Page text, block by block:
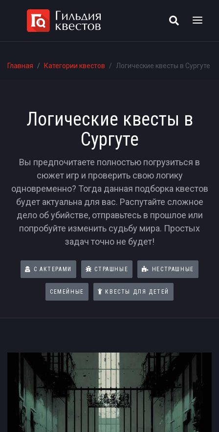
Главная Категории квестов Логические квесты в Сургуте
Логические квесты в
Сургуте
Вы предпочитаете полностью погрузиться в
сюжет игр и проверить свою логику
одновременно? Тогда данная подборка квестов
будет актуальна для вас. Распутайте сложное
дело об убийстве, отправьтесь в прошлое или
попробуйте изменить судьбу мира. Простых
задач точно не будет!
С АКТЕРАМИ СТРАШНЫЕ НЕСТРАШНЫЕ
СЕМЕЙНЫЕ КВЕСТЫ ДЛЯ ДЕТЕЙ